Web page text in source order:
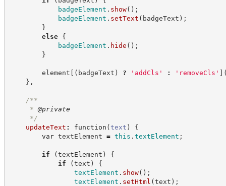
badgeElement . show( ) ;
badgeElement . setText ( badgeText ) ;
}
else
{
badgeElement . hide ( ) ;
}
element [ ( badgeText ) ? ' addCls ' : ' removeCls ' ]
} ,
/**
* @private
*/
updateText : function (text )
{
var textElement = this . textElement ;
if (textElement )
{
if
(text )
{
textElement . show( ) ;
textElement . setHtml (text ) ;